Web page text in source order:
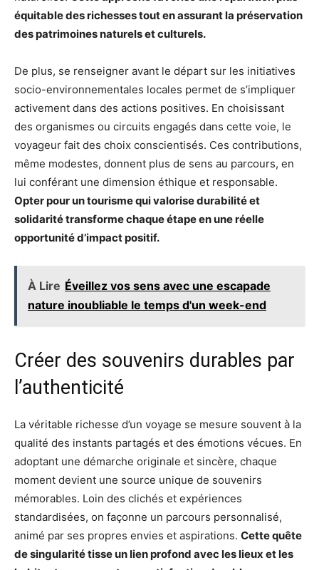
équitable des richesses tout en assurant la préservation
des patrimoines naturels et culturels.
De plus, se renseigner avant le départ sur les initiatives
socio-environnementales locales permet de s’impliquer
activement dans des actions positives. En choisissant
des organismes ou circuits engagés dans cette voie, le
voyageur fait des choix conscientisés. Ces contributions,
même modestes, donnent plus de sens au parcours, en
lui conférant une dimension éthique et responsable.
Opter pour un tourisme qui valorise durabilité et
solidarité transforme chaque étape en une réelle
opportunité d’impact positif.
À Lire Éveillez vos sens avec une escapade
nature inoubliable le temps d'un week-end
Créer des souvenirs durables par
l’authenticité
La véritable richesse d’un voyage se mesure souvent à la
qualité des instants partagés et des émotions vécues. En
adoptant une démarche originale et sincère, chaque
moment devient une source unique de souvenirs
mémorables. Loin des clichés et expériences
standardisées, on façonne un parcours personnalisé,
animé par ses propres envies et aspirations. Cette quête
de singularité tisse un lien profond avec les lieux et les